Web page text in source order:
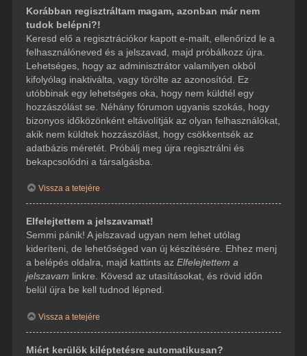
Korábban regisztráltam magam, azonban már nem
tudok belépni?!
Keresd elő a regisztrációkor kapott e-mailt, ellenőrizd le a
felhasználóneved és a jelszavad, majd próbálkozz újra.
Lehetséges, hogy az adminisztrátor valamilyen okból
kifolyólag inaktiválta, vagy törölte az azonosítód. Ez
utóbbinak egy lehetséges oka, hogy nem küldtél egy
hozzászólást se. Néhány fórumon ugyanis szokás, hogy
bizonyos időközönként eltávolítják az olyan felhasználókat,
akik nem küldtek hozzászólást, hogy csökkentsék az
adatbázis méretét. Próbálj meg újra regisztrálni és
bekapcsolódni a társalgásba.
Vissza a tetejére
Elfelejtettem a jelszavamat!
Semmi pánik! A jelszavad ugyan nem lehet utólag
kideríteni, de lehetőséged van új készítésére. Ehhez menj
a belépés oldalra, majd kattints az Elfelejtettem a
jelszavam linkre. Kövesd az utasításokat, és rövid időn
belül újra be kell tudnod lépned.
Vissza a tetejére
Miért kerülök kiléptetésre automatikusan?